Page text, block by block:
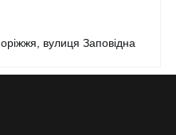
вулиця Заповідна